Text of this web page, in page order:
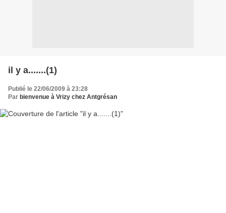
il y a.......(1)
Publié le 22/06/2009 à 23:28
Par bienvenue à Vrizy chez Antgrésan